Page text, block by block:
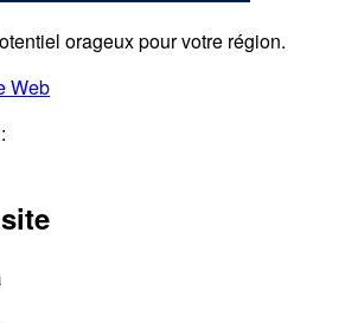
orageux pour votre région.
Web